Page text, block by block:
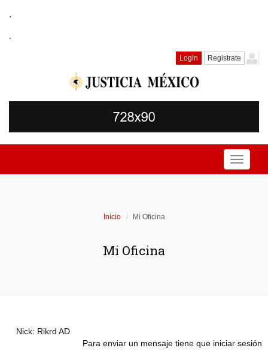
.
.
Login Registrate
Toggle
Inicio Mi Oficina
Mi Oficina
Nick: Rikrd AD
Para enviar un mensaje tiene que iniciar sesión